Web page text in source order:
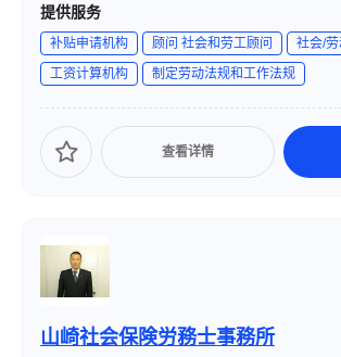
い、訪問対応やメールでの迅速な対応を心
提供服务
补贴申请机构 顾问 社会和劳工顾问
社会/
工资计算机构
制定劳动法规和工作法规
查看详情
山崎社会保険労務士事務所